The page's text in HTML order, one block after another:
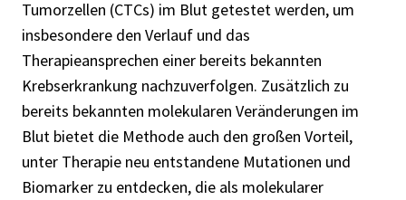
Tumorzellen (CTCs) im Blut getestet werden, um
insbesondere den Verlauf und das
Therapieansprechen einer bereits bekannten
Krebserkrankung nachzuverfolgen. Zusätzlich zu
bereits bekannten molekularen Veränderungen im
Blut bietet die Methode auch den großen Vorteil,
unter Therapie neu entstandene Mutationen und
Biomarker zu entdecken, die als molekularer